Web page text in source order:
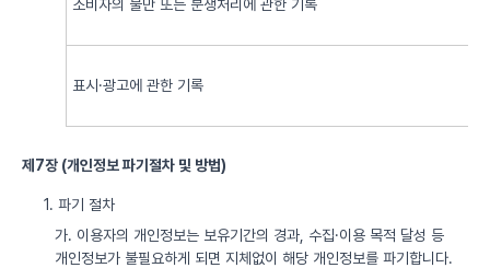
소비자의 불만 또는 분쟁처리에 관한 기록
표시·광고에 관한 기록
제7장 (개인정보 파기절차 및 방법)
1. 파기 절차
가. 이용자의 개인정보는 보유기간의 경과, 수집·이용 목적 달성 등
개인정보가 불필요하게 되면 지체없이 해당 개인정보를 파기합니다.